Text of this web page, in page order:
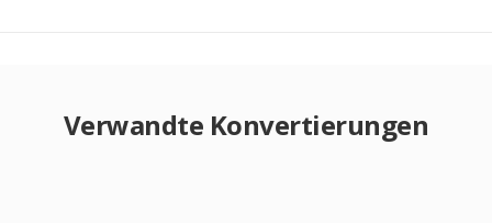
Verwandte Konvertierungen